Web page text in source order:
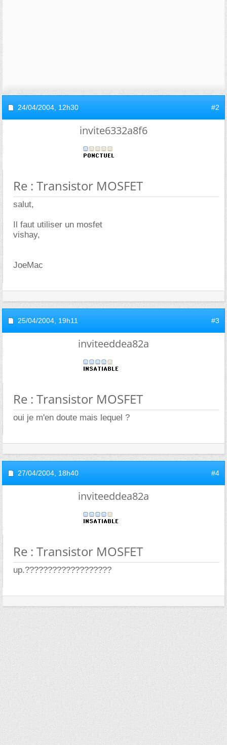
24/04/2004, 12h30 #2
invite6332a8f6
Re : Transistor MOSFET
salut,
Il faut utiliser un mosfet
vishay,
JoeMac
25/04/2004, 19h11 #3
inviteeddea82a
Re : Transistor MOSFET
oui je m'en doute mais lequel ?
27/04/2004, 18h40 #4
inviteeddea82a
Re : Transistor MOSFET
up.???????????????????